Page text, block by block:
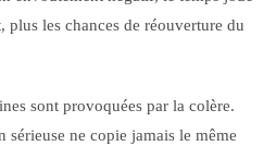
les chances de réouverture du
sont provoquées par la colère.
ne copie jamais le même